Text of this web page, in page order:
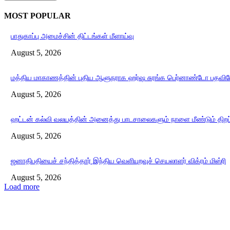
MOST POPULAR
பாதுகாப்பு அமைச்சின் திட்டங்கள் மீளாய்வு
August 5, 2026
மத்திய மாகாணத்தின் புதிய ஆளுநராக ஹர்ஷ சுரங்க பெர்னாண்டோ
August 5, 2026
ஹட்டன் கல்வி வலயத்தின் அனைத்து பாடசாலைகளும் நாளை மீண்டும்
August 5, 2026
ஜனாதிபதியைச் சந்தித்தார் இந்திய வெளியுறவுச் செயலாளர் விக்ரம் மிஸ்ரி
August 5, 2026
Load more